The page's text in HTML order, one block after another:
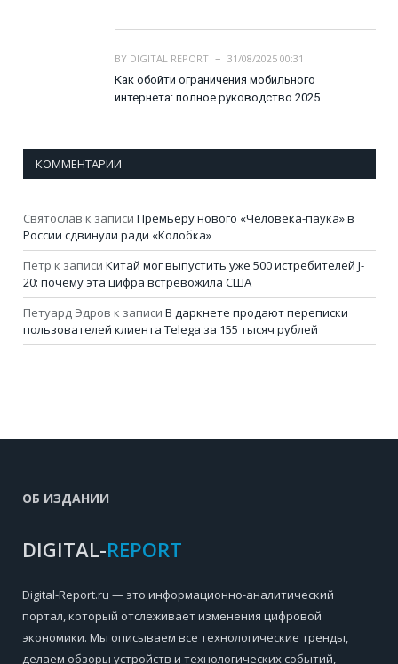
BY DIGITAL REPORT
31/08/2025 00:31
Как обойти ограничения мобильного
интернета: полное руководство 2025
КОММЕНТАРИИ
Святослав к записи Премьеру нового «Человека-паука» в
России сдвинули ради «Колобка»
Петр к записи Китай мог выпустить уже 500 истребителей J-
20: почему эта цифра встревожила США
Петуард Эдров к записи В даркнете продают переписки
пользователей клиента Telega за 155 тысяч рублей
ОБ ИЗДАНИИ
DIGITAL-REPORT
Digital-Report.ru — это информационно-аналитический
портал, который отслеживает изменения цифровой
экономики. Мы описываем все технологические тренды,
делаем обзоры устройств и технологических событий,